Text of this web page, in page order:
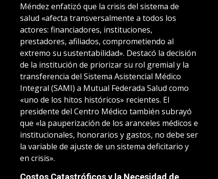
Méndez enfatizó que la crisis del sistema de
salud «afecta transversalmente a todos los
actores: financiadores, instituciones,
prestadores, afiliados, comprometiendo al
extremo su sustentabilidad». Destacó la decisión
de la institución de priorizar su rol gremial y la
transferencia del Sistema Asistencial Médico
Integral (SAMI) a Mutual Federada Salud como
«uno de los hitos históricos» recientes. El
presidente del Centro Médico también subrayó
que «la pauperización de los aranceles médicos e
institucionales, honorarios y gastos, no debe ser
la variable de ajuste de un sistema deficitario y
en crisis».
Costos Catastróficos y la Necesidad de